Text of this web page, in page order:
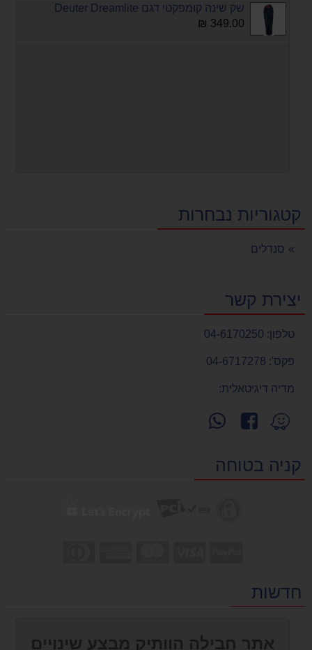
שק שינה קומפקטי דגם Deuter Dreamlite
349.00 ₪
קטגוריות נבחרות
סנדלים
יצירת קשר
טלפון: 04-6170250
פקס': 04-6717278
מדיה דיגיטאלית:
מצא
אותנו
Waze
עקוב
אחרינו
facebookקניה בטוחה
חדשות
אתר חבילה הוותיק מבצע שינויים